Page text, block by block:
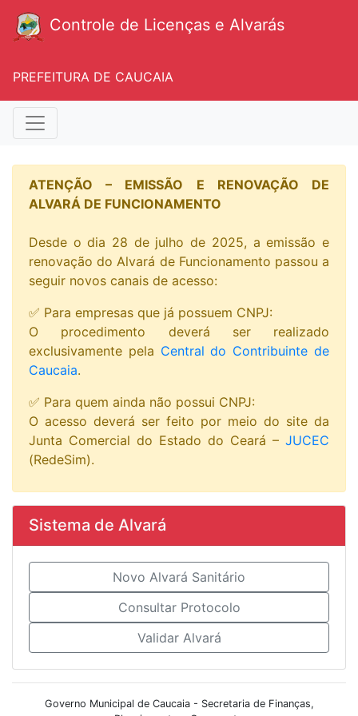
Controle de Licenças e Alvarás
PREFEITURA DE CAUCAIA
ATENÇÃO – EMISSÃO E RENOVAÇÃO DE
ALVARÁ DE FUNCIONAMENTO
Desde o dia 28 de julho de 2025, a emissão e
renovação do Alvará de Funcionamento passou a
seguir novos canais de acesso:
✅ Para empresas que já possuem CNPJ:
O procedimento deverá ser realizado
exclusivamente pela Central do Contribuinte de
Caucaia.
✅ Para quem ainda não possui CNPJ:
O acesso deverá ser feito por meio do site da
Junta Comercial do Estado do Ceará – JUCEC
(RedeSim).
Sistema de Alvará
Novo Alvará Sanitário
Consultar Protocolo
Validar Alvará
Governo Municipal de Caucaia - Secretaria de Finanças,